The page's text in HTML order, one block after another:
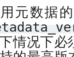
元数据
情况下